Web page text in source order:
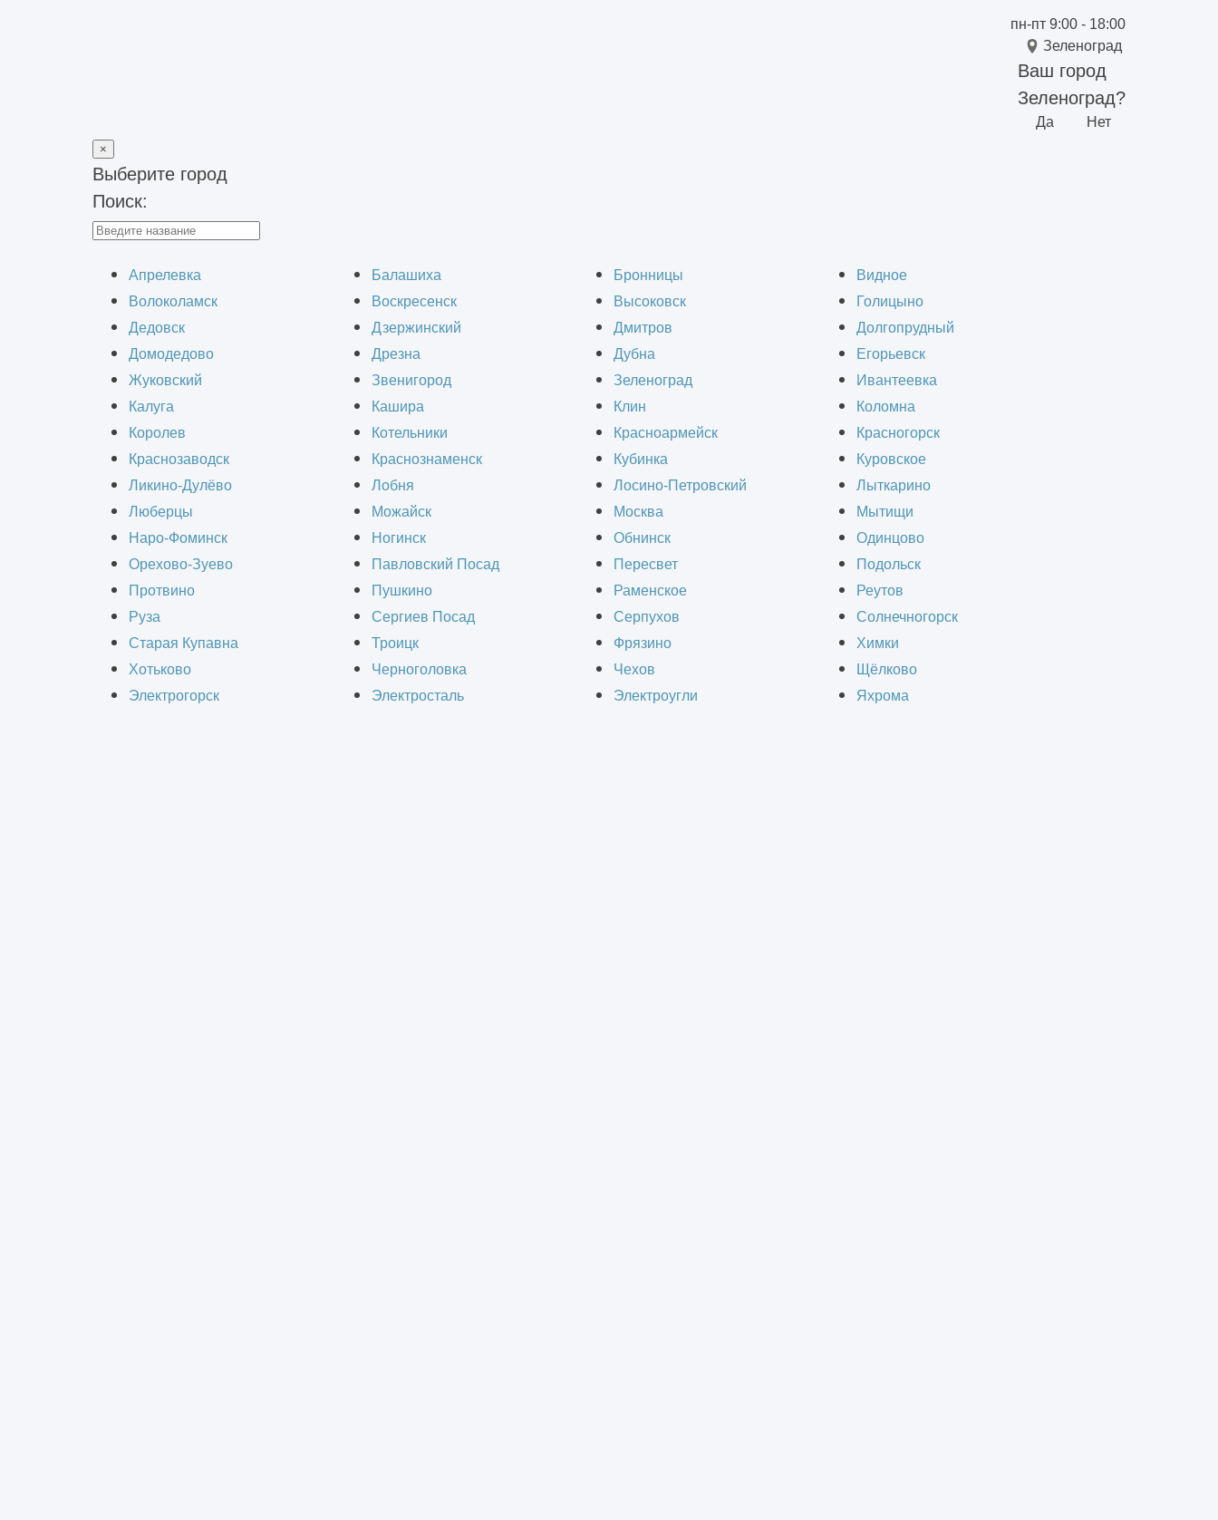
пн-пт 9:00 - 18:00
Зеленоград
Ваш город
Зеленоград?
Да Нет
×
Выберите город
Поиск:
Апрелевка Балашиха Бронницы
Видное
Волоколамск
Воскресенск Высоковск
Голицыно
Дедовск
Дзержинский Дмитров
Долгопрудный
Домодедово
Дрезна Дубна
Егорьевск
Жуковский
Звенигород Зеленоград
Ивантеевка
Калуга
Кашира Клин
Коломна
Королев
Котельники Красноармейск
Красногорск
Краснозаводск
Краснознаменск Кубинка
Куровское
Ликино-Дулёво
Лобня Лосино-Петровский
Лыткарино
Люберцы
Можайск Москва
Мытищи
Наро-Фоминск
Ногинск Обнинск
Одинцово
Орехово-Зуево
Павловский Посад Пересвет
Подольск
Протвино
Пушкино Раменское
Реутов
Руза
Сергиев Посад Серпухов
Солнечногорск
Старая Купавна
Троицк Фрязино
Химки
Хотьково
Черноголовка Чехов
Щёлково
Электрогорск
Электросталь Электроугли Яхрома
Главная>Проектирование зданий
Проектирование металлоконструкций в Зеленограде
Профессиональное проектирование металлоконструкций выполняет проектно-строительная организация «ИнформКАД».
Минимальная стоимость - 150 000р.
Проектируем все виды быстровозводимых зданий и сооружений из металлических конструкций. В том числе
разрабатываем проекты:
ангаров;
крытых паркингов и автостоянок, АЗС;
торговых комплексов;
сельскохозяйственных комплексов;